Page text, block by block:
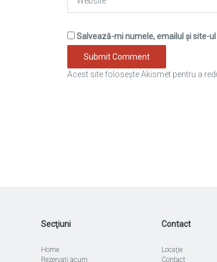
Salvează-mi numele, emailul și site-
Acest site folosește Akismet pentru a
Secţiuni
Home
Rezervaţi acum
Contact
Locaţie
Contact